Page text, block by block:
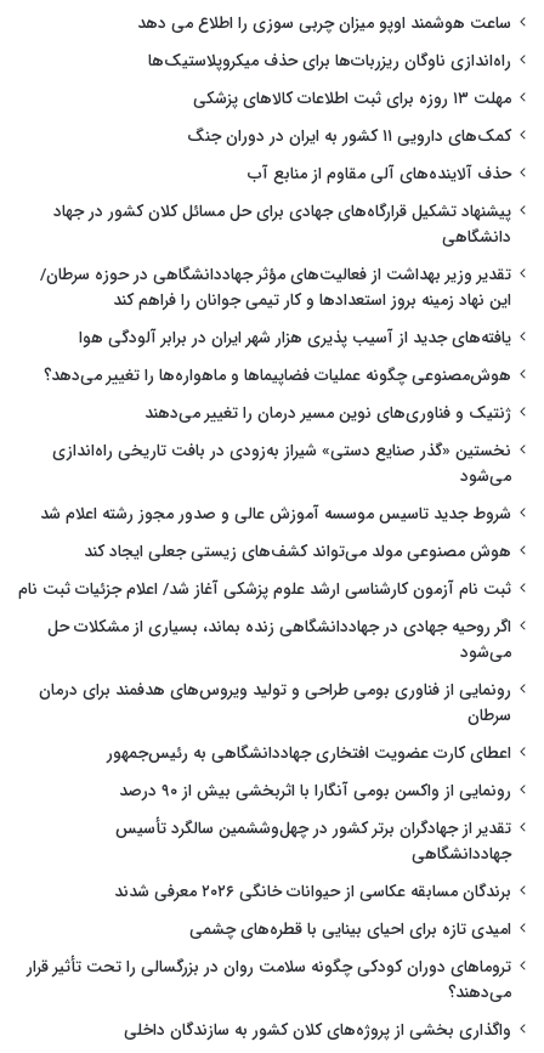
ساعت هوشمند اوپو میزان چربی سوزی را اطلاع می دهد
راه‌اندازی ناوگان ریزربات‌ها برای حذف میکروپلاستیک‌ها
مهلت ۱۳ روزه برای ثبت اطلاعات کالاهای پزشکی
کمک‌های دارویی ۱۱ کشور به ایران در دوران جنگ
حذف آلاینده‌های آلی مقاوم از منابع آب
پیشنهاد تشکیل قرارگاه‌های جهادی برای حل مسائل کلان کشور در جهاد
دانشگاهی
تقدیر وزیر بهداشت از فعالیت‌های مؤثر جهاددانشگاهی در حوزه سرطان/
این نهاد زمینه بروز استعدادها و کار تیمی جوانان را فراهم کند
یافته‌های جدید از آسیب پذیری هزار شهر ایران در برابر آلودگی هوا
هوش‌مصنوعی چگونه عملیات فضاپیماها و ماهواره‌ها را تغییر می‌دهد؟
ژنتیک و فناوری‌های نوین مسیر درمان را تغییر می‌دهند
نخستین «گذر صنایع دستی» شیراز به‌زودی در بافت تاریخی راه‌اندازی
می‌شود
شروط جدید تاسیس موسسه آموزش عالی و صدور مجوز رشته اعلام شد
هوش مصنوعی مولد می‌تواند کشف‌های زیستی جعلی ایجاد کند
ثبت نام آزمون کارشناسی ارشد علوم پزشکی آغاز شد/ اعلام جزئیات ثبت نام
اگر روحیه جهادی در جهاددانشگاهی زنده بماند، بسیاری از مشکلات حل
می‌شود
رونمایی از فناوری بومی طراحی و تولید ویروس‌های هدفمند برای درمان
سرطان
اعطای کارت عضویت افتخاری جهاددانشگاهی به رئیس‌جمهور
رونمایی از واکسن بومی آنگارا با اثربخشی بیش از ۹۰ درصد
تقدیر از جهادگران برتر کشور در چهل‌وششمین سالگرد تأسیس
جهاددانشگاهی
برندگان مسابقه عکاسی از حیوانات خانگی ۲۰۲۶ معرفی شدند
امیدی تازه برای احیای بینایی با قطره‌های چشمی
تروماهای دوران کودکی چگونه سلامت روان در بزرگسالی را تحت تأثیر قرار
می‌دهند؟
واگذاری بخشی از پروژه‌های کلان کشور به سازندگان داخلی